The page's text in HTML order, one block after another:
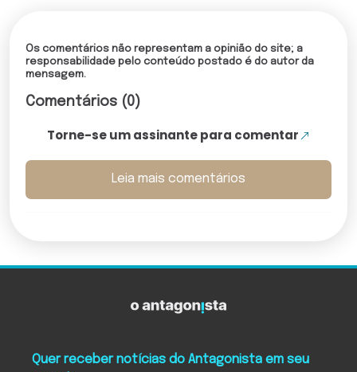
Os comentários não representam a opinião do site; a
responsabilidade pelo conteúdo postado é do autor da
mensagem.
Comentários (0)
Torne-se um assinante para comentar
Leia mais comentários
Quer receber notícias do Antagonista em seu